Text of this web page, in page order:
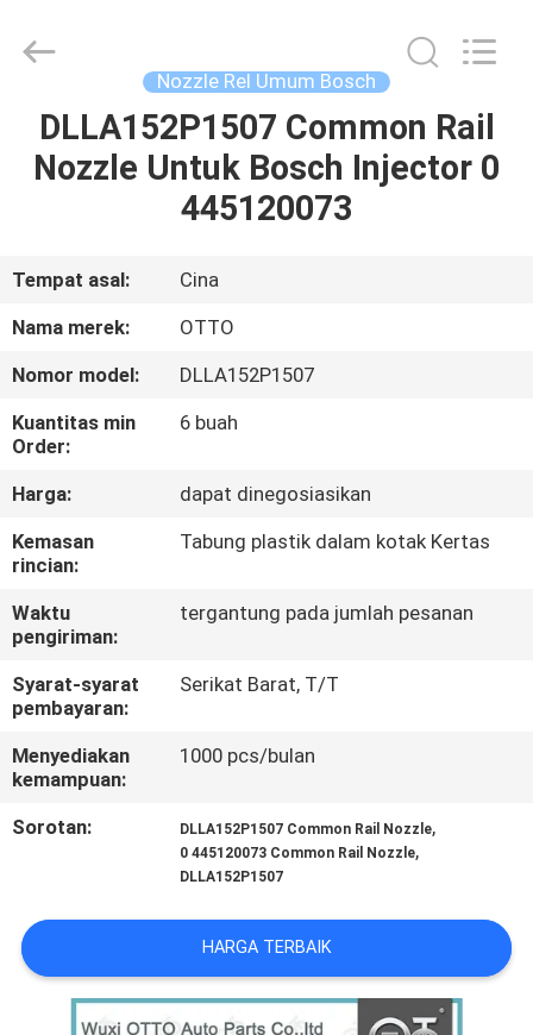
BERANDA
TENTANG
KAMI
TUR
PABRIK
KONTROL
KUALITAS
HUBUNGI
KAMI
BERITA
KASUS
PRIVACY
POLICY
AUTO
PARTS
Reserved.
Nozzle Rel Umum Bosch
DLLA152P1507 Common Rail
Nozzle Untuk Bosch Injector 0
445120073
Tempat asal:
Cina
Nama merek:
OTTO
Nomor model:
DLLA152P1507
Kuantitas min
Order:
6 buah
Harga:
dapat dinegosiasikan
Kemasan
rincian:
Tabung plastik dalam kotak Kertas
Waktu
pengiriman:
tergantung pada jumlah pesanan
Syarat-syarat
pembayaran:
Serikat Barat, T/T
Menyediakan
kemampuan:
1000 pcs/bulan
Sorotan: DLLA152P1507 Common Rail Nozzle,
0 445120073 Common Rail Nozzle,
DLLA152P1507
HARGA TERBAIK